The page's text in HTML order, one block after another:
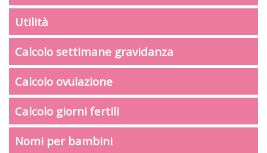
Utilità
Calcolo settimane gravidanza
Calcolo ovulazione
Calcolo giorni fertili
Nomi per bambini